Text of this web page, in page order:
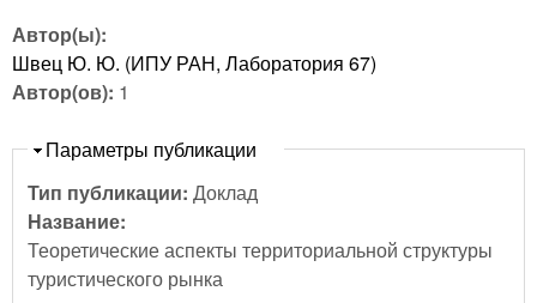
Автор(ы):
Швец Ю. Ю. (ИПУ РАН, Лаборатория 67)
Автор(ов): 1
Скрыть
Параметры публикации
Тип публикации: Доклад
Название:
Теоретические аспекты территориальной структуры
туристического рынка